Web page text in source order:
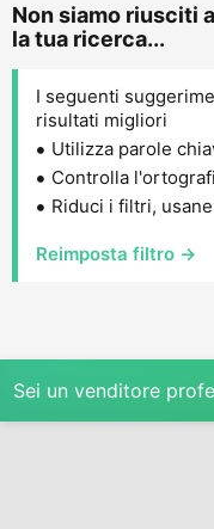
Non siamo riusciti
la tua ricerca...
I seguenti
risultati migliori
Utilizza parole
Controlla
Riduci i filtri,
Reimposta filtro →
Sei un venditore